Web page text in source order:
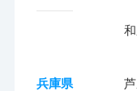
兵庫県